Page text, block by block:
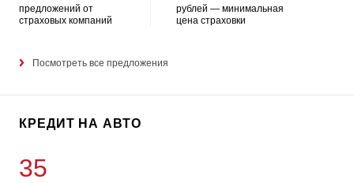
предложений от
страховых компаний
рублей — минимальная
цена страховки
Посмотреть все предложения
КРЕДИТ НА АВТО
35